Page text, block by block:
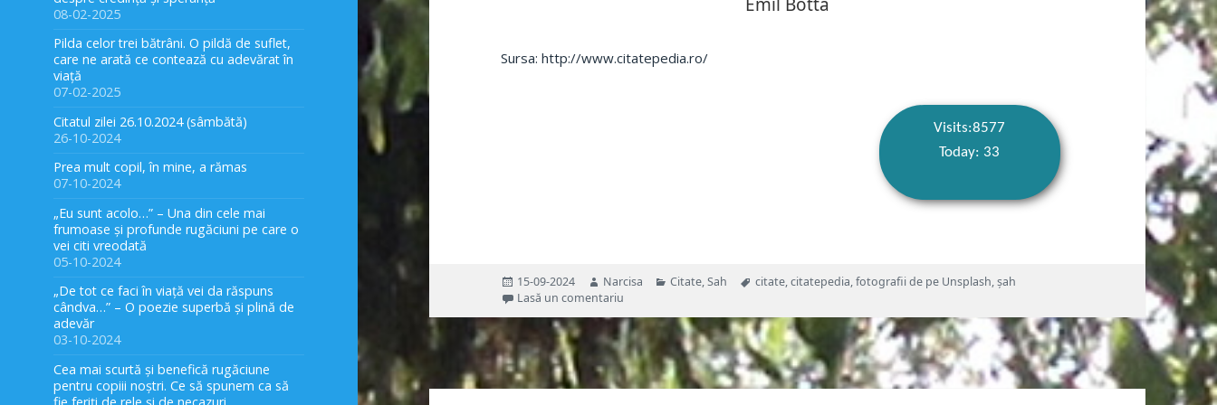
08-02-2025
Pilda celor trei bătrâni. O pildă de suflet,
care ne arată ce contează cu adevărat în
viață
07-02-2025
Citatul zilei 26.10.2024 (sâmbătă)
26-10-2024
Prea mult copil, în mine, a rămas
07-10-2024
„Eu sunt acolo…” – Una din cele mai
frumoase și profunde rugăciuni pe care o
vei citi vreodată
05-10-2024
„De tot ce faci în viață vei da răspuns
cândva…” – O poezie superbă și plină de
adevăr
03-10-2024
Cea mai scurtă și benefică rugăciune
pentru copiii noștri. Ce să spunem ca să
Emil Botta
Sursa: http://www.citatepedia.ro/
Visits:8577
Today: 33
Publicat
pe
15-09-2024 Autor
Narcisa Categorii
Citate,Sah Etichete
citate,citatepedia,fotografii de pe Unsplash,șah
Lasă un comentariu